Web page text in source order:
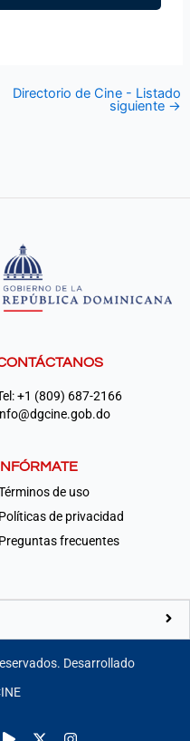
Directorio de Cine - Listado
siguiente →
+1 (809) 687-2166
de uso
Políticas de privacidad
Preguntas frecuentes
Desarrollado
Play Instagram